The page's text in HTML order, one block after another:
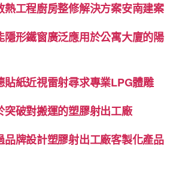
熱工程廚房整修解決方案安南建案
隱形鐵窗廣泛應用於公寓大廈的陽
貼紙近視雷射尋求專業LPG體雕
突破對搬運的塑膠射出工廠
品牌設計塑膠射出工廠客製化產品